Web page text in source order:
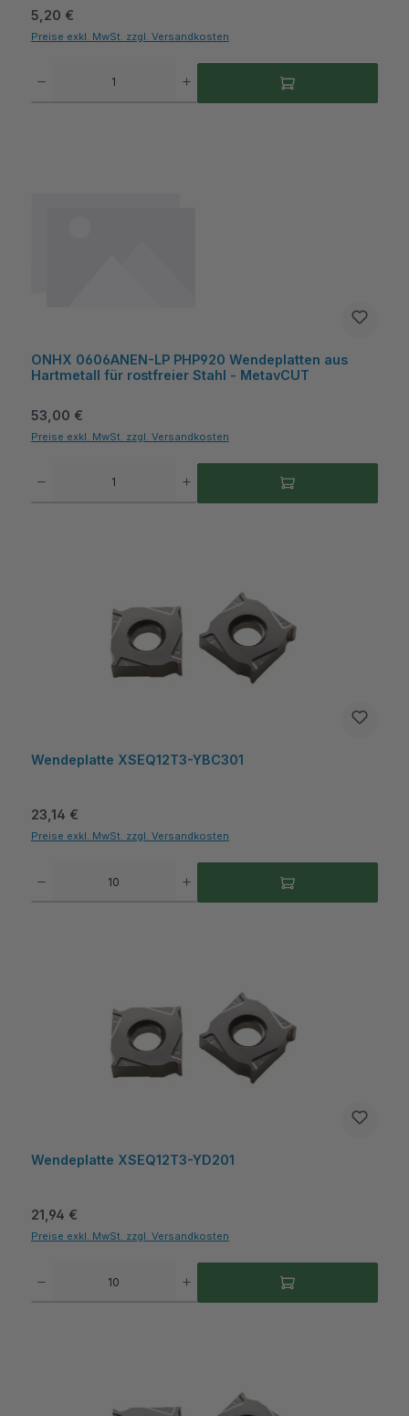
Regulärer Preis:
5,20 €
Preise exkl. MwSt. zzgl. Versandkosten
ONHX 0606ANEN-LP PHP920 Wendeplatten aus
Hartmetall für rostfreier Stahl - MetavCUT
Regulärer Preis:
53,00 €
Preise exkl. MwSt. zzgl. Versandkosten
Wendeplatte XSEQ12T3-YBC301
Regulärer Preis:
23,14 €
Preise exkl. MwSt. zzgl. Versandkosten
Wendeplatte XSEQ12T3-YD201
Regulärer Preis:
21,94 €
Preise exkl. MwSt. zzgl. Versandkosten